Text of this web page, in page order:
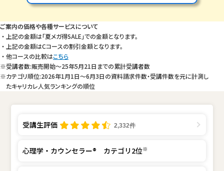
ご案内の価格や各種サービスについて
上記の金額は「夏メガ得SALE」での金額となります。
上記の金額はCコースの割引金額となります。
他コースの比較はこちら
※受講者数:販売開始～25年5月21日までの累計受講者数
※カテゴリ順位:2026年1月1日～6月3日の資料請求件数・受講件数を元に計測し
たキャリカレ人気ランキングの順位
受講生評価 2,332件
心理学・カウンセラー® カテゴリ2位※